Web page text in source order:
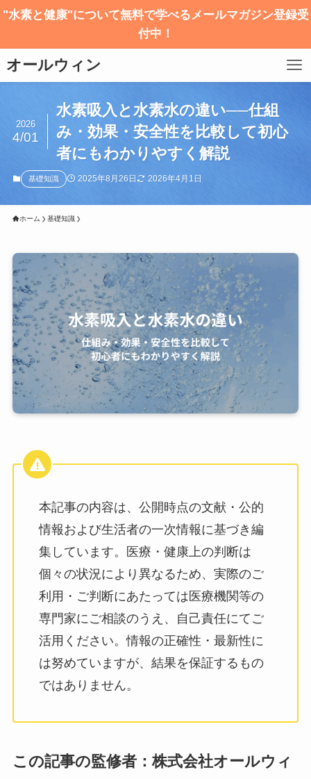
"水素と健康"について無料で学べるメールマガジン登録受
付中！
オールウィン
水素吸入と水素水の違い──仕組
み・効果・安全性を比較して初心
者にもわかりやすく解説
2026
4/01
基礎知識 2025年8月26日 2026年4月1日
ホーム 基礎知識
本記事の内容は、公開時点の文献・公的
情報および生活者の一次情報に基づき編
集しています。医療・健康上の判断は
個々の状況により異なるため、実際のご
利用・ご判断にあたっては医療機関等の
専門家にご相談のうえ、自己責任にてご
活用ください。情報の正確性・最新性に
は努めていますが、結果を保証するもの
ではありません。
この記事の監修者：株式会社オールウィ